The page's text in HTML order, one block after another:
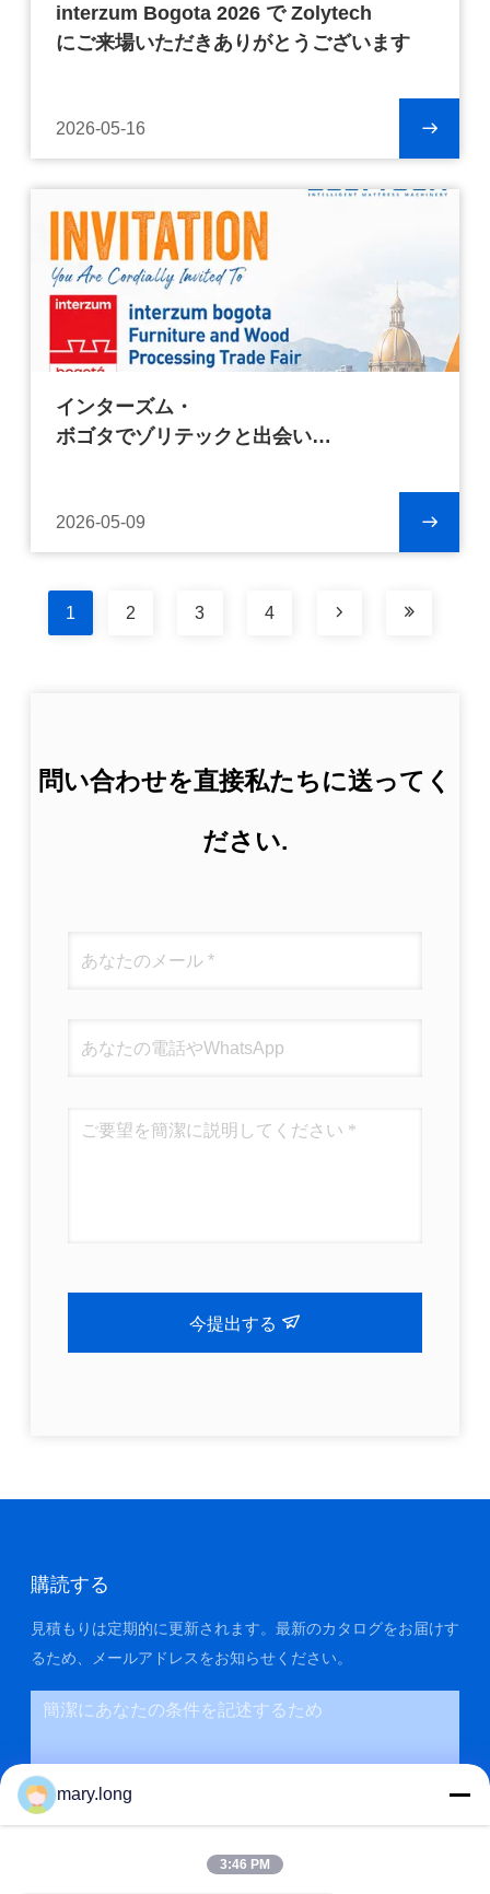
interzum Bogota 2026 で Zolytech
にご来場いただきありがとうございます
2026-05-16
インターズム・
ボゴタでゾリテックと出会い
2026-05-09
1 2 3 4
問い合わせを直接私たちに送ってく
ださい.
今提出する
購読する
見積もりは定期的に更新されます。最新のカタログをお届けす
るため、メールアドレスをお知らせください。
mary.long
3:46 PM